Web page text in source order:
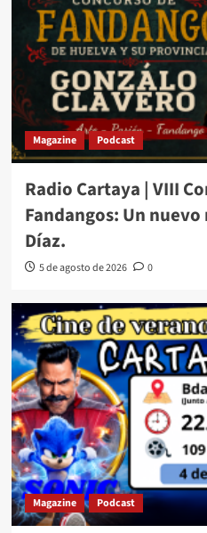
Magazine Podcast
Radio Cartaya | VIII
Fandangos: Un
Díaz.
5 de agosto de 2026 0
Magazine Podcast